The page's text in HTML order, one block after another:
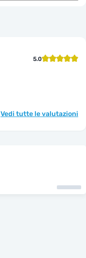
5.0
Vedi tutte le valutazioni